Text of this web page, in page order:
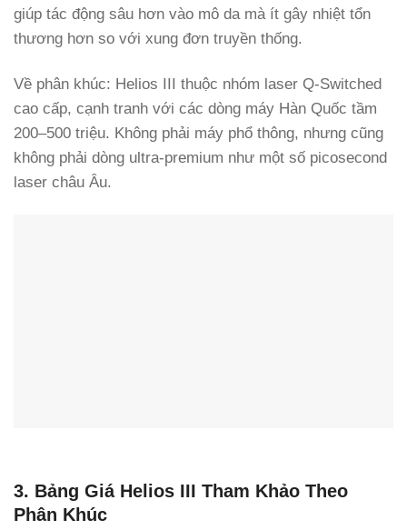
giúp tác động sâu hơn vào mô da mà ít gây nhiệt tổn
thương hơn so với xung đơn truyền thống.
Về phân khúc: Helios III thuộc nhóm laser Q-Switched
cao cấp, cạnh tranh với các dòng máy Hàn Quốc tầm
200–500 triệu. Không phải máy phổ thông, nhưng cũng
không phải dòng ultra-premium như một số picosecond
laser châu Âu.
3. Bảng Giá Helios III Tham Khảo Theo
Phân Khúc